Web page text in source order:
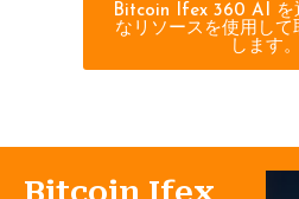
Bitcoin Ifex 360 AI を
なリソースを使用して
します。
Bitcoin Ifex